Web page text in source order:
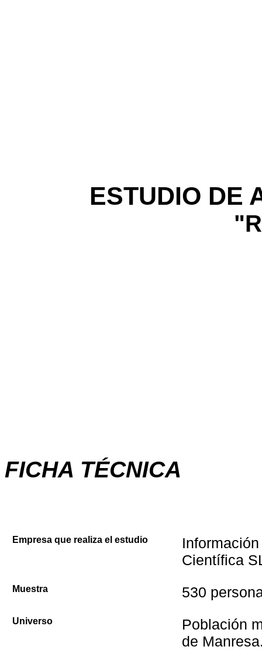
ESTUDIO DE
FICHA TÉCNICA
Empresa que realiza el estudio
Científica
Muestra 530
Universo
Población
de